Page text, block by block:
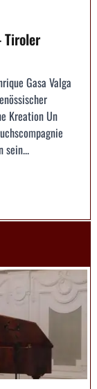
Tiroler
Gasa Valga
Kreation Un
sein...